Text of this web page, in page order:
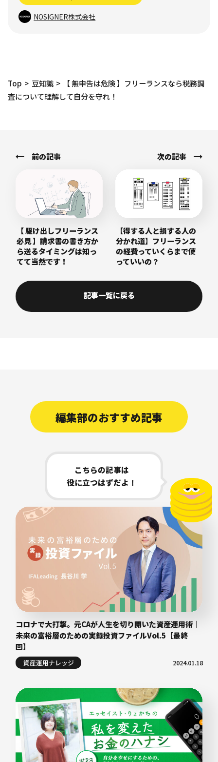
NOSIGNER株式会社
Top 豆知識
【 無申告は危険 】フリーランスなら税務調
査について理解して自分を守れ！
前の記事
【 駆け出しフリーランス
必見 】請求書の書き方か
ら送るタイミングは知っ
てて当然です！
次の記事
【得する人と損する人の
分かれ道】フリーランス
の経費っていくらまで使
っていいの？
記事一覧に戻る
こちらの記事は
役に立つはずだよ！
編集部のおすすめ記事
コロナで大打撃。元CAが人生を切り開いた資産運用術｜
未来の富裕層のための実録投資ファイルVol.5【最終
回】
資産運用ナレッジ 2024.01.18